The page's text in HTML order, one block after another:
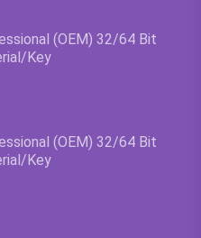
(OEM) 32/64 Bit
Key
5
(OEM) 32/64 Bit
Key